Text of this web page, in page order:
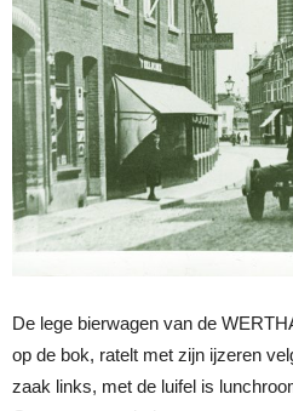
De lege bierwagen van de
op de bok, ratelt met zijn ijzeren
zaak links, met de luifel is